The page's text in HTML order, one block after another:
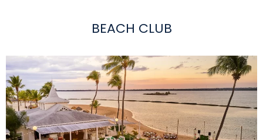
BEACH CLUB